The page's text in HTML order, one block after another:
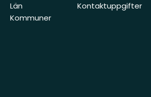
Län
Kommuner
Kontaktuppgifter